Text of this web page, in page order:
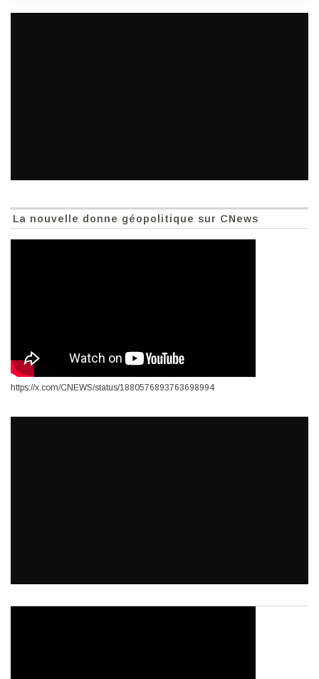
La nouvelle donne géopolitique sur CNews
https://x.com/CNEWS/status/1880576893763698994